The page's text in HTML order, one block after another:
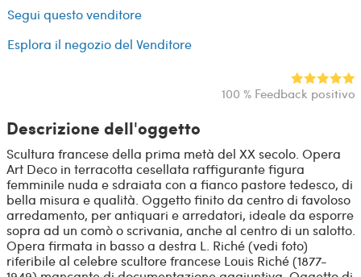
Segui questo venditore
Esplora il negozio del Venditore
100 % Feedback positivo
Descrizione dell'oggetto
Scultura francese della prima metà del XX secolo. Opera
Art Deco in terracotta cesellata raffigurante figura
femminile nuda e sdraiata con a fianco pastore tedesco, di
bella misura e qualità. Oggetto finito da centro di favoloso
arredamento, per antiquari e arredatori, ideale da esporre
sopra ad un comò o scrivania, anche al centro di un salotto.
Opera firmata in basso a destra L. Riché (vedi foto)
riferibile al celebre scultore francese Louis Riché (1877-